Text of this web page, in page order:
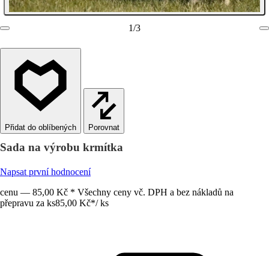
1/3
Porovnat
Sada na výrobu krmítka
Napsat první hodnocení
cenu — 85,00 Kč * Všechny ceny vč. DPH a bez nákladů na
přepravu za ks85,00 Kč*/ ks